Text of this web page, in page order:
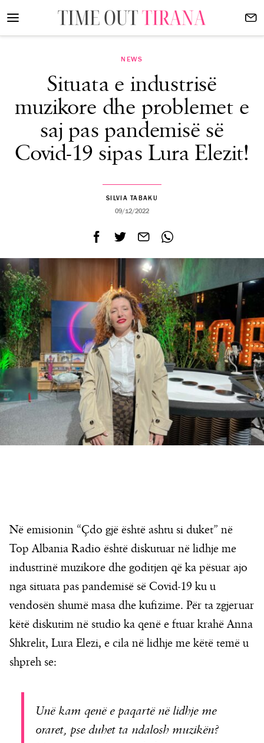
NEWS
Situata e industrisë
muzikore dhe problemet e
saj pas pandemisë së
Covid-19 sipas Lura Elezit!
SILVIA TABAKU
09/12/2022
Në emisionin “Çdo gjë është ashtu si duket” në
Top Albania Radio është diskutuar në lidhje me
industrinë muzikore dhe goditjen që ka pësuar ajo
nga situata pas pandemisë së Covid-19 ku u
vendosën shumë masa dhe kufizime. Për ta zgjeruar
këtë diskutim në studio ka qenë e ftuar krahë Anna
Shkrelit, Lura Elezi, e cila në lidhje me këtë temë u
shpreh se:
Unë kam qenë e paqartë në lidhje me
oraret, pse duhet ta ndalosh muzikën?